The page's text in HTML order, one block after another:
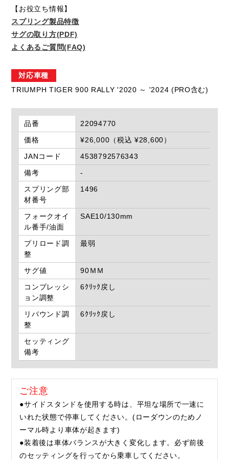
【お役立ち情報】
スプリング製品特徴
サグの取り方(PDF)
よくあるご質問(FAQ)
対応車種
TRIUMPH TIGER 900 RALLY '2020 ～ '2024 (PRO含む)
品番
22094770
価格
¥26,000（税込 ¥28,600）
JANコード
4538792576343
備考
-
スプリング部
材番号
1496
フォークオイ
ル番手/油面
SAE10/130mm
プリロード調
整
最弱
サグ値
90ＭＭ
コンプレッシ
ョン調整
6ｸﾘｯｸ戻し
リバウンド調
整
6ｸﾘｯｸ戻し
セッティング
備考
ご注意
●サイドスタンドを使用する時は、平坦な場所で一速に
いれた状態で停車してください。(ローダウンのためノ
ーマル時より車体が起きます)
●装着後は車体バランスが大きく変化します。必ず前後
のセッティングを行ってから乗車してください。